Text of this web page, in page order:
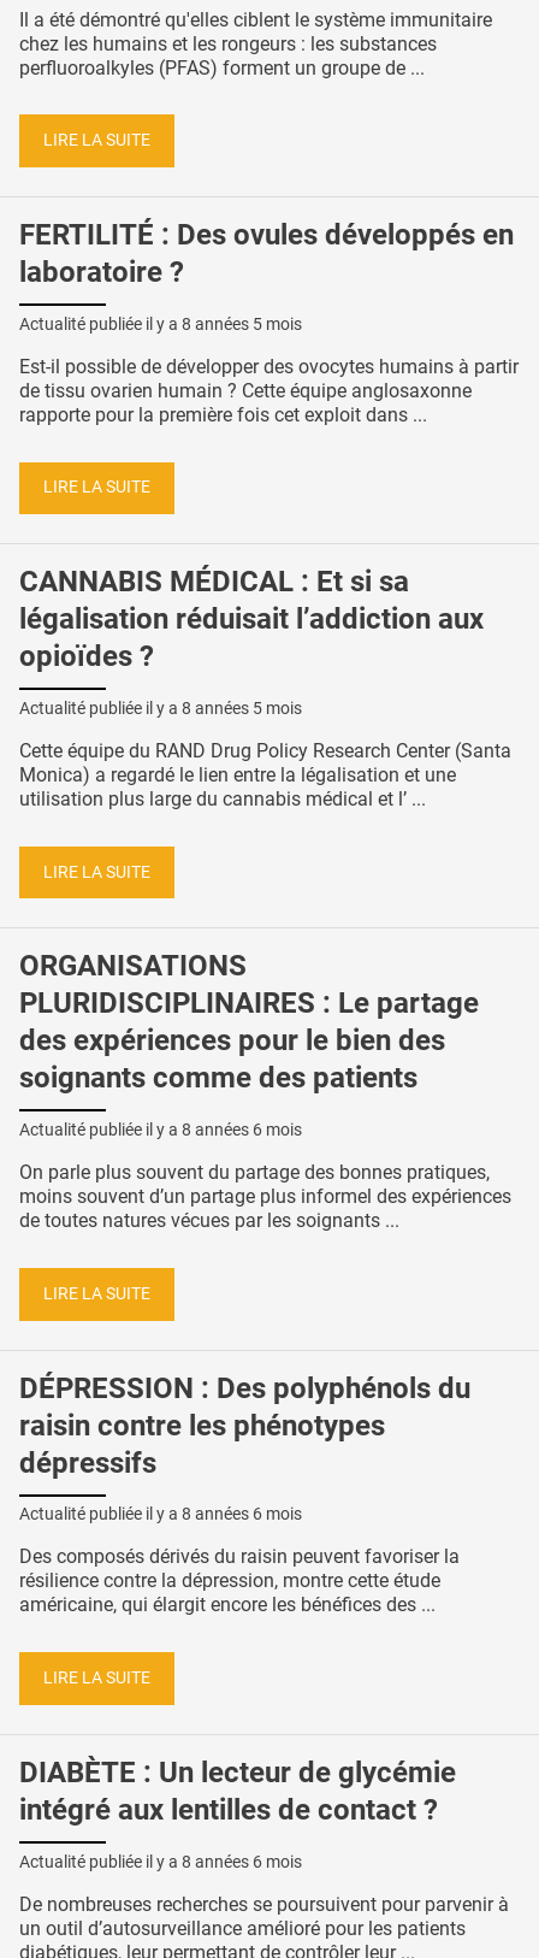
Il a été démontré qu'elles ciblent le système immunitaire
chez les humains et les rongeurs : les substances
perfluoroalkyles (PFAS) forment un groupe de ...
LIRE LA SUITE
FERTILITÉ : Des ovules développés en
laboratoire ?
Actualité publiée il y a 8 années 5 mois
Est-il possible de développer des ovocytes humains à partir
de tissu ovarien humain ? Cette équipe anglosaxonne
rapporte pour la première fois cet exploit dans ...
LIRE LA SUITE
CANNABIS MÉDICAL : Et si sa
légalisation réduisait l’addiction aux
opioïdes ?
Actualité publiée il y a 8 années 5 mois
Cette équipe du RAND Drug Policy Research Center (Santa
Monica) a regardé le lien entre la légalisation et une
utilisation plus large du cannabis médical et l’ ...
LIRE LA SUITE
ORGANISATIONS
PLURIDISCIPLINAIRES : Le partage
des expériences pour le bien des
soignants comme des patients
Actualité publiée il y a 8 années 6 mois
On parle plus souvent du partage des bonnes pratiques,
moins souvent d’un partage plus informel des expériences
de toutes natures vécues par les soignants ...
LIRE LA SUITE
DÉPRESSION : Des polyphénols du
raisin contre les phénotypes
dépressifs
Actualité publiée il y a 8 années 6 mois
Des composés dérivés du raisin peuvent favoriser la
résilience contre la dépression, montre cette étude
américaine, qui élargit encore les bénéfices des ...
LIRE LA SUITE
DIABÈTE : Un lecteur de glycémie
intégré aux lentilles de contact ?
Actualité publiée il y a 8 années 6 mois
De nombreuses recherches se poursuivent pour parvenir à
un outil d’autosurveillance amélioré pour les patients
diabétiques, leur permettant de contrôler leur ...